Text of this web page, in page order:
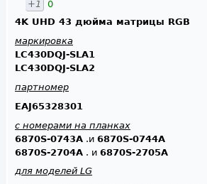
+1
0
4K UHD 43 дюйма матрицы RGB
маркировка
LC430DQJ-SLA1
LC430DQJ-SLA2
партномер
EAJ65328301
с номерами на планках
6870S-0743A .и 6870S-0744A
6870S-2704A . и 6870S-2705A
для моделей LG